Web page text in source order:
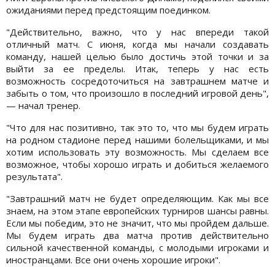
ожиданиями перед предстоящим поединком.
"Действительно, важно, что у нас впереди такой
отличный матч. С июня, когда мы начали создавать
команду, нашей целью было достичь этой точки и за
выйти за ее пределы. Итак, теперь у нас есть
возможность сосредоточиться на завтрашнем матче и
забыть о том, что произошло в последний игровой день",
— начал тренер.
"Что для нас позитивно, так это то, что мы будем играть
на родном стадионе перед нашими болельщиками, и мы
хотим использовать эту возможность. Мы сделаем все
возможное, чтобы хорошо играть и добиться желаемого
результата".
"Завтрашний матч не будет определяющим. Как мы все
знаем, на этом этапе европейских турниров шансы равны.
Если мы победим, это не значит, что мы пройдем дальше.
Мы будем играть два матча против действительно
сильной качественной команды, с молодыми игроками и
иностранцами. Все они очень хорошие игроки".